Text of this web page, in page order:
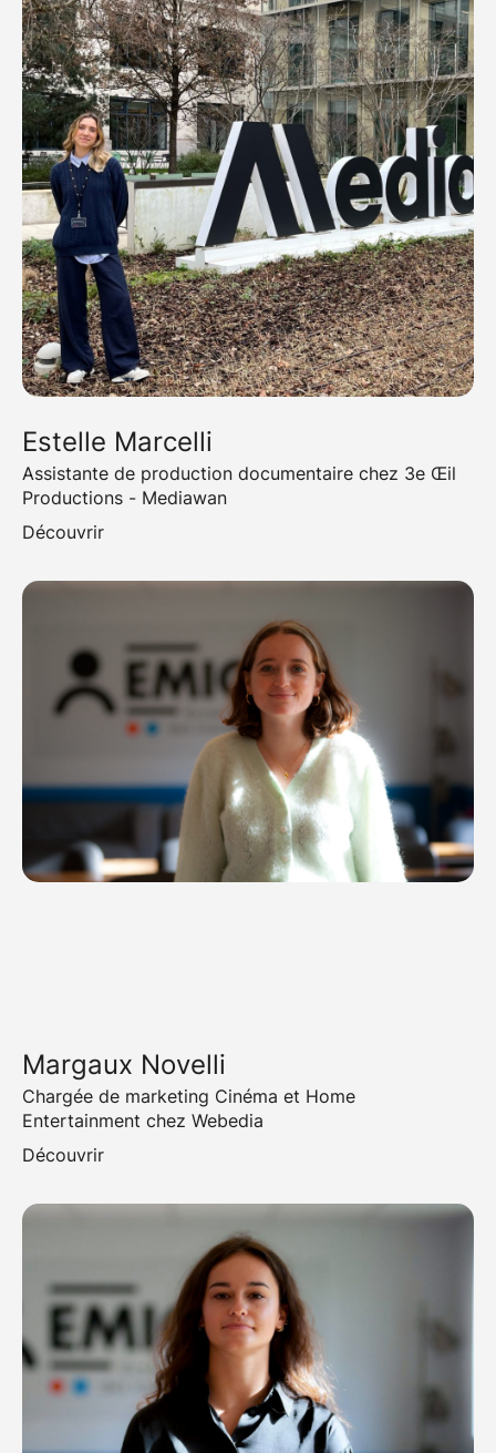
Estelle Marcelli
Assistante de production documentaire chez 3e Œil
Productions - Mediawan
Découvrir
Margaux Novelli
Chargée de marketing Cinéma et Home
Entertainment chez Webedia
Découvrir